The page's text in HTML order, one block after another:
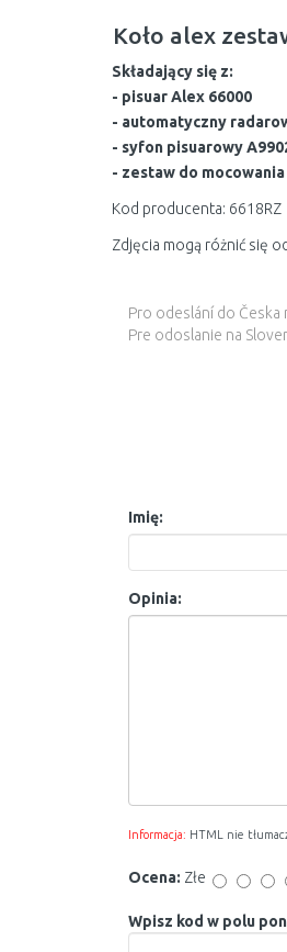
Koło alex
Składający się z:
- pisuar Alex 66000
- automatyczny
- syfon pisuarowy
- zestaw do mocowania
Kod producenta: 6618RZ
Zdjęcia mogą różnić się
Pro odeslání do Česka
Pre odoslanie na
Imię:
Opinia:
Informacja: HTML nie
Ocena: Złe
Wpisz kod w polu